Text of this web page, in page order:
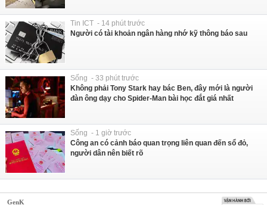
Tin ICT - 14 phút trước
Người có tài khoản ngân hàng nhớ kỹ thông báo sau
Sống - 33 phút trước
Không phải Tony Stark hay bác Ben, đây mới là người
đàn ông dạy cho Spider-Man bài học đắt giá nhất
Sống - 1 giờ trước
Công an có cảnh báo quan trọng liên quan đến sổ đỏ,
người dân nên biết rõ
GenK